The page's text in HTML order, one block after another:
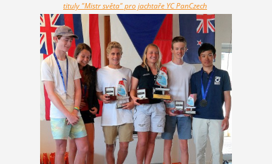
tituly "Mistr světa" pro jachtaře YC PanCzech